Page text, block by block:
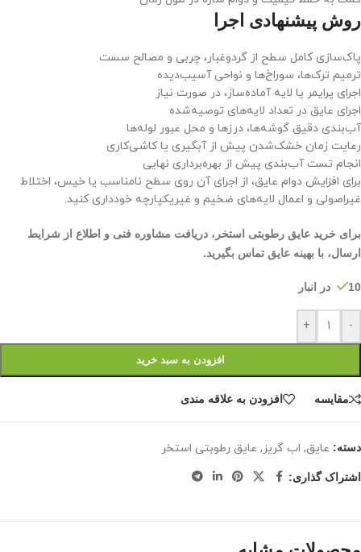
روش پیشنهادی اجرا
پاک‌سازی کامل سطح از گردوغبار، چربی و مصالح سست
ترمیم ترک‌ها، سوراخ‌ها و نواحی آسیب‌دیده
اجرای پرایمر یا لایه آماده‌ساز، در صورت نیاز
اجرای عایق در تعداد لایه‌های توصیه‌شده
آب‌بندی دقیق گوشه‌ها، درزها و محل عبور لوله‌ها
رعایت زمان خشک‌شدن پیش از آبگیری یا کاشی‌کاری
انجام تست آب‌بندی پیش از بهره‌برداری نهایی
برای افزایش دوام عایق، از اجرای آن روی سطح نامناسب یا خیس، اختلاط
غیراصولی و اعمال لایه‌های ضخیم و غیریکپارچه خودداری کنید.
برای خرید عایق رطوبتی استخر، دریافت مشاوره فنی و اطلاع از شرایط
ارسال، با بهینه عایق تماس بگیرید.
10 در انبار
-
+
افزودن به سبد خرید
مقايسه افزودن به علاقه مندی
دسته: عایق, اب گریز, عایق رطوبتی استخر
اشتراک گذاری: